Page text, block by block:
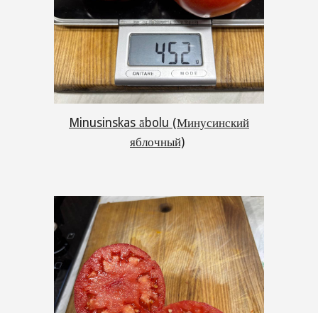
Minusinskas ābolu (Минусинский
яблочный)